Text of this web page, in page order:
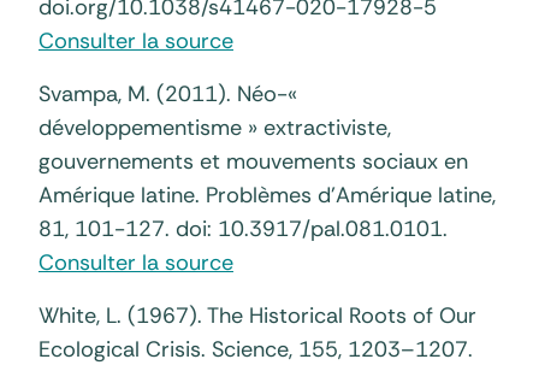
doi.org/10.1038/s41467-020-17928-5
Consulter la source
Svampa, M. (2011). Néo-«
développementisme » extractiviste,
gouvernements et mouvements sociaux en
Amérique latine. Problèmes d’Amérique latine,
81, 101-127. doi: 10.3917/pal.081.0101.
Consulter la source
White, L. (1967). The Historical Roots of Our
Ecological Crisis. Science, 155, 1203–1207.